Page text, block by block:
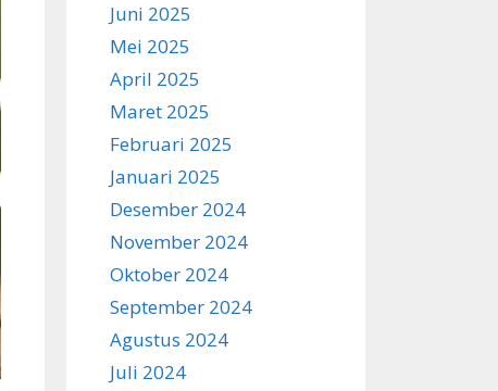
Juni 2025
Mei 2025
April 2025
Maret 2025
Februari 2025
Januari 2025
Desember 2024
November 2024
Oktober 2024
September 2024
Agustus 2024
Juli 2024